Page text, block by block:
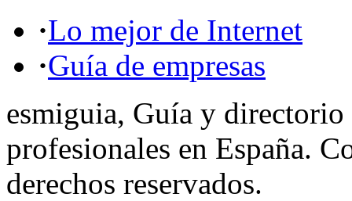
·Lo mejor de Internet
·Guía de empresas
esmiguia, Guía y directorio
profesionales en España.
derechos reservados.